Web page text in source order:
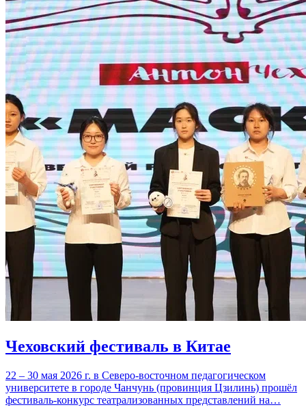
Чеховский фестиваль в Китае
22 – 30 мая 2026 г. в Северо-восточном педагогическом
университете в городе Чанчунь (провинция Цзилинь) прошёл
фестиваль-конкурс театрализованных представлений на…